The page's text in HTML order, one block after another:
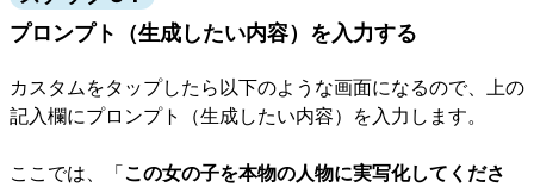
プロンプト（生成したい内容）を入力する
カスタムをタップしたら以下のような画面になるので、上の
記入欄にプロンプト（生成したい内容）を入力します。
ここでは、「この女の子を本物の人物に実写化してくださ